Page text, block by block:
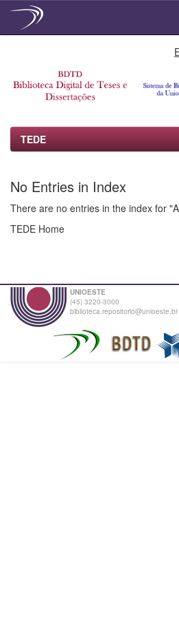
TEDE
No Entries in Index
There are no entries in the index for
TEDE Home
UNIOESTE
(45) 3220-3000
biblioteca.repositorio@unioeste.br